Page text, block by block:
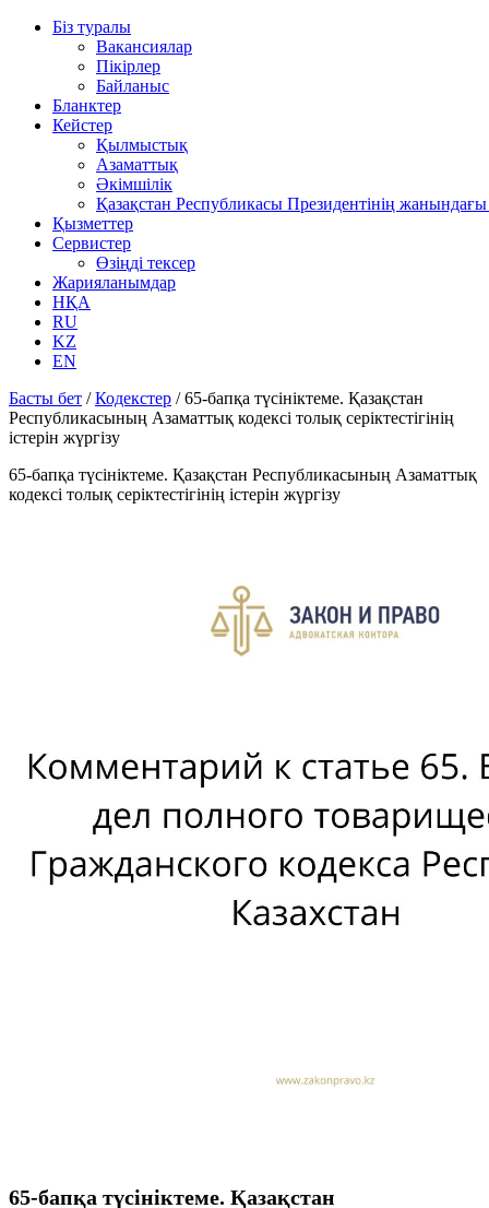
Біз туралы
Вакансиялар
Пікірлер
Байланыс
Бланктер
Кейстер
Қылмыстық
Азаматтық
Әкімшілік
Қазақстан Республикасы Президентінің
Қызметтер
Сервистер
Өзіңді тексер
Жарияланымдар
НҚА
RU
KZ
EN
Басты бет /Кодекстер /65-бапқа түсініктеме. Қазақстан
Республикасының Азаматтық кодексі толық серіктестігінің
істерін жүргізу
65-бапқа түсініктеме. Қазақстан Республикасының Азаматтық
кодексі толық серіктестігінің істерін жүргізу
65-бапқа түсініктеме. Қазақстан